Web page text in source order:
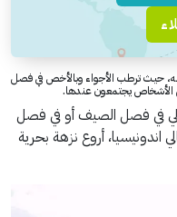
حيث ترطب الأجواء وبالأخص في فصل
الأشخاص يجتمعون عندها.
بالي في فصل الصيف أو في فصل
اندونيسيا، أروع نزهة بحرية